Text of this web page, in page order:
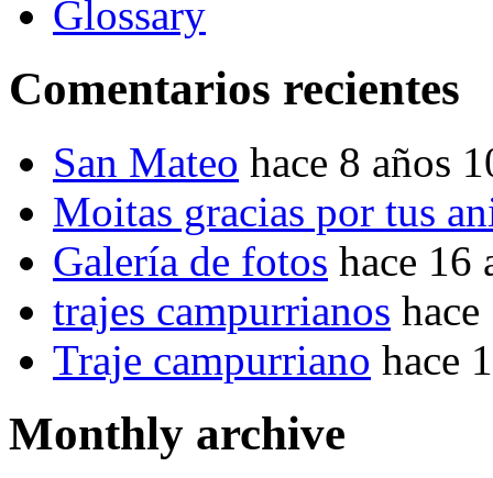
Glossary
Comentarios recientes
San Mateo hace 8 años
Moitas gracias por tus
Galería de fotos hace 16
trajes campurrianos
Traje campurriano hace
Monthly archive